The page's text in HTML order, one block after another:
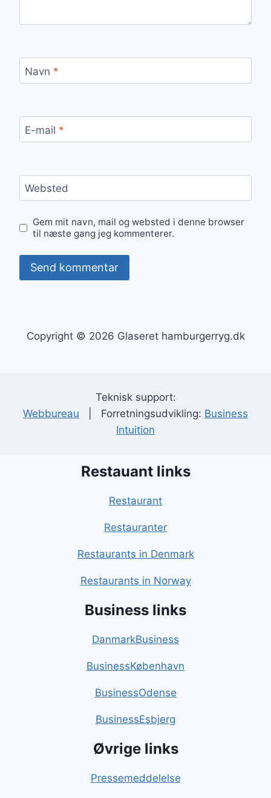
Navn *
E-mail *
Websted
Gem mit navn, mail og websted i denne browser
til næste gang jeg kommenterer.
Copyright © 2026 Glaseret hamburgerryg.dk
Teknisk support:
Webbureau | Forretningsudvikling: Business
Intuition
Restauant links
Restaurant
Restauranter
Restaurants in Denmark
Restaurants in Norway
Business links
DanmarkBusiness
BusinessKøbenhavn
BusinessOdense
BusinessEsbjerg
Øvrige links
Pressemeddelelse